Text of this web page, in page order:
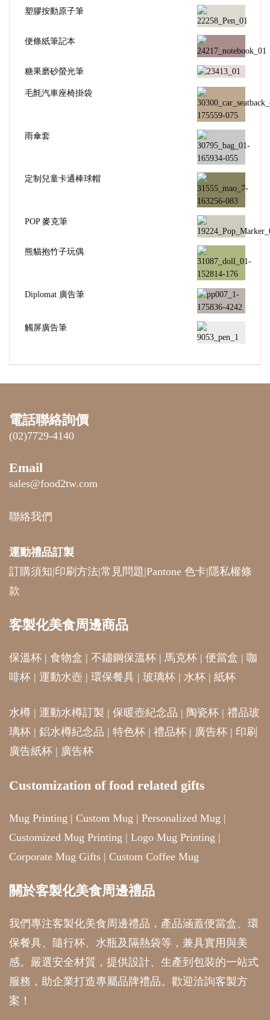
塑膠按動原子筆
便條紙筆記本
糖果磨砂螢光筆
毛氈汽車座椅掛袋
雨傘套
定制兒童卡通棒球帽
POP 麥克筆
熊貓抱竹子玩偶
Diplomat 廣告筆
觸屏廣告筆
電話聯絡詢價
(02)7729-4140
Email
sales@food2tw.com
聯絡我們
運動禮品訂製
訂購須知|印刷方法|常見問題|Pantone 色卡| 隱私權條
款
客製化美食周邊商品
保溫杯 | 食物盒 | 不鏽鋼保溫杯 | 馬克杯 | 便當盒 | 咖
啡杯 | 運動水壺 | 環保餐具 | 玻璃杯 | 水杯 | 紙杯
水樽 | 運動水樽訂製 | 保暖壺紀念品 | 陶瓷杯 | 禮品玻
璃杯 | 鋁水樽紀念品 | 特色杯 | 禮品杯 | 廣告杯 | 印刷
廣告紙杯 | 廣告杯
Customization of food related gifts
Mug Printing | Custom Mug | Personalized Mug |
Customized Mug Printing | Logo Mug Printing |
Corporate Mug Gifts | Custom Coffee Mug
關於客製化美食周邊禮品
我們專注客製化美食周邊禮品，產品涵蓋便當盒、環
保餐具、隨行杯、水瓶及隔熱袋等，兼具實用與美
感。嚴選安全材質，提供設計、生產到包裝的一站式
服務，助企業打造專屬品牌禮品。歡迎洽詢客製方
案！